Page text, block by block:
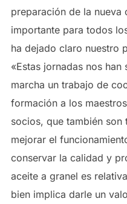
preparación de la nueva
importante para todos
ha dejado claro nuestro
«Estas jornadas nos
marcha un trabajo de
formación a los
socios, que también son
mejorar el
conservar la calidad y
aceite a granel es
bien implica darle un